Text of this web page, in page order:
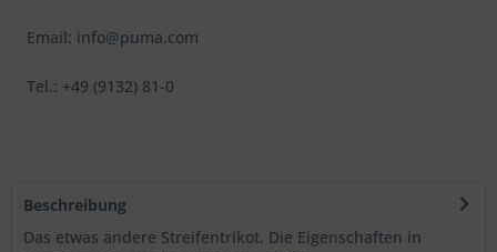
Email: info@puma.com
Tel.: +49 (9132) 81-0
Beschreibung
Das etwas andere Streifentrikot. Die Eigenschaften in